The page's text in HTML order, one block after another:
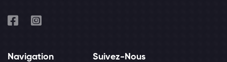
Navigation Suivez-Nous